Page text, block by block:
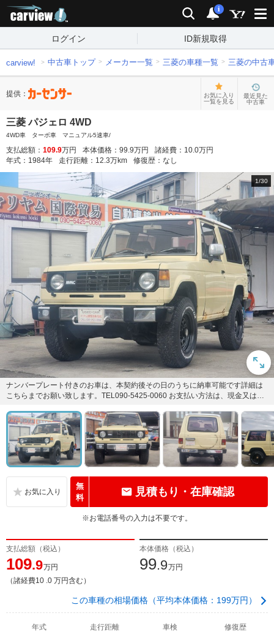
検索 通知
i
ログイン ID新規取得
carview! 中古車トップ メーカー一覧 三菱の車種一覧 三菱の中古
提供：
お気に入り
一覧を見る
最近見た
中古車
三菱 パジェロ 4WD
4WD車 ターボ車 マニュアル5速車/
支払総額： 109.9万円 本体価格： 99.9万円 諸経費： 10.0万円
年式： 1984年 走行距離： 12.3万km 修復歴： なし
1/30
ナンバープレート付きのお車は、本契約後その日のうちに納車可能です詳細は
こちらまでお願い致します。TEL090-5425-0060 お支払い方法は、現金又は、
無
料
見積もり・在庫確認
※お電話番号の入力は不要です。
支払総額（税込）
109.9万円
（諸経費10 .0 万円含む）
本体価格（税込）
99.9万円
この車種の相場価格（平均本体価格：199万円）
年式 走行距離
車検
修復歴